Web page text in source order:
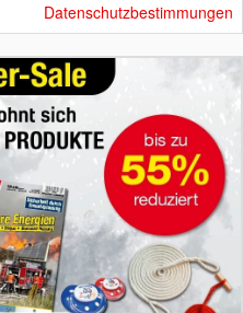
Datenschutzbestimmungen